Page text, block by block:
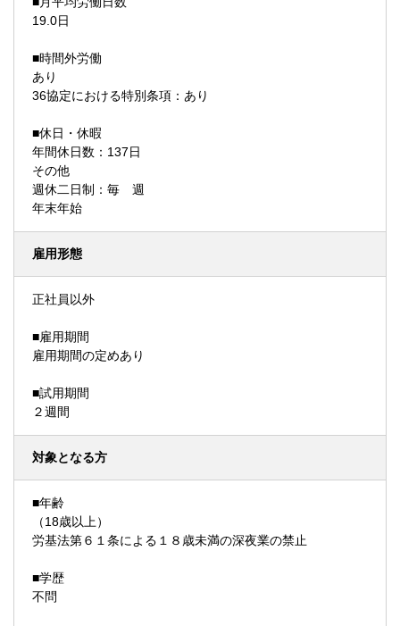
19.0日
■時間外労働
あり
36協定における特別条項：あり
■休日・休暇
年間休日数：137日
その他
週休二日制：毎 週
年末年始
雇用形態
正社員以外
■雇用期間
雇用期間の定めあり
■試用期間
２週間
対象となる方
■年齢
（18歳以上）
労基法第６１条による１８歳未満の深夜業の禁止
■学歴
不問